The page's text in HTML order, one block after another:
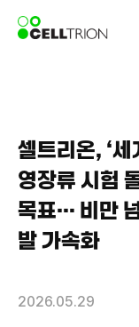
셀트리온, ‘
영장류 시험
목표… 비만
발 가속화
2026.05.29